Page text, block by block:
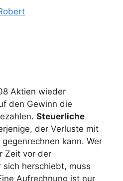
Aktien wieder
den Gewinn die
Steuerliche
der Verluste mit
kann. Wer
Zeit vor der
sich herschiebt, muss
Aufrechnung ist nur